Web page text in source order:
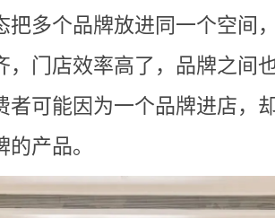
把多个品牌放进同一个空间
，门店效率高了，品牌之间
可能因为一个品牌进店，
产品。